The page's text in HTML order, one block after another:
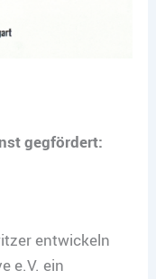
gegfördert:
entwickeln
e.V. ein